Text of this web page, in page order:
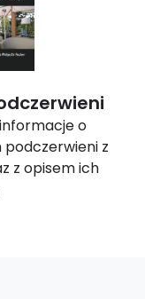
o
z
z opisem ich